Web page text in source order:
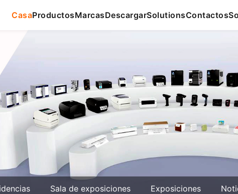
CasaProductosMarcasDescargarSolutionsContactos
Sala de exposiciones Exposiciones